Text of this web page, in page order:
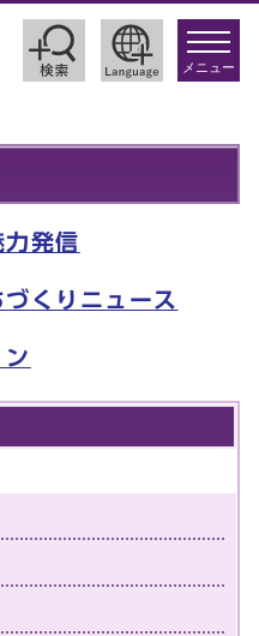
toggle
メニュー
発信
くりニュース